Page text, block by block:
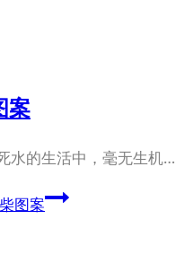
案
水的生活中，毫无生机…
图案